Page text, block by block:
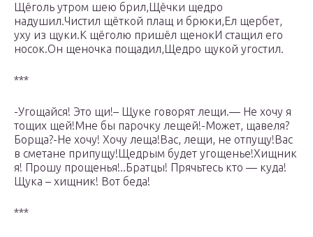
Щёголь утром шею брил,Щёчки щедро
надушил.Чистил щёткой плащ и брюки,Ел щербет,
уху из щуки.К щёголю пришёл щенокИ стащил его
носок.Он щеночка пощадил,Щедро щукой угостил.
***
-Угощайся! Это щи!– Щуке говорят лещи.— Не хочу я
тощих щей!Мне бы парочку лещей!-Может, щавеля?
Борща?-Не хочу! Хочу леща!Вас, лещи, не отпущу!Вас
в сметане припущу!Щедрым будет угощенье!Хищник
я! Прошу прощенья!..Братцы! Прячьтесь кто — куда!
Щука – хищник! Вот беда!
***